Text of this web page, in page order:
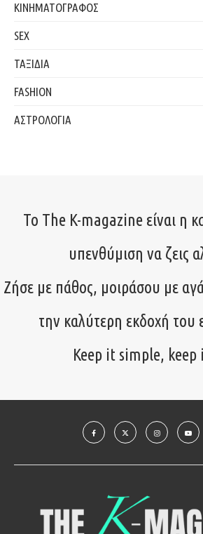
ΚΙΝΗΜΑΤΟΓΡΑΦΟΣ
SEX
ΤΑΞΙΔΙΑ
FASHION
ΑΣΤΡΟΛΟΓΙΑ
Το The K-magazine είναι η
υπενθύμιση να ζεις
Ζήσε με πάθος, μοιράσου με
την καλύτερη εκδοχή του
Keep it simple,